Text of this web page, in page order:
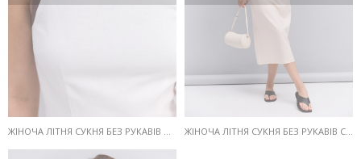
ЖІНОЧА ЛІТНЯ СУКНЯ БЕЗ РУКАВІВ МОЛОЧНА З ШОКОЛАДНИМИ БРЕТЕЛЯМИ ЖІНОЧА ЛІТНЯ СУКНЯ БЕЗ РУКАВІВ СВІТЛО-БЕЖЕВА З ЧОРНИМИ БРЕТЕЛЯМИ